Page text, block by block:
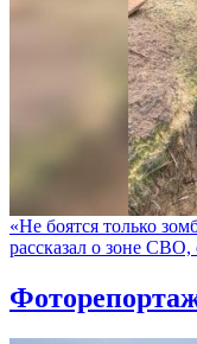
«Не боятся только
рассказал о зоне